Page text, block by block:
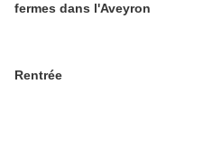
fermes dans l'Aveyron
Rentrée